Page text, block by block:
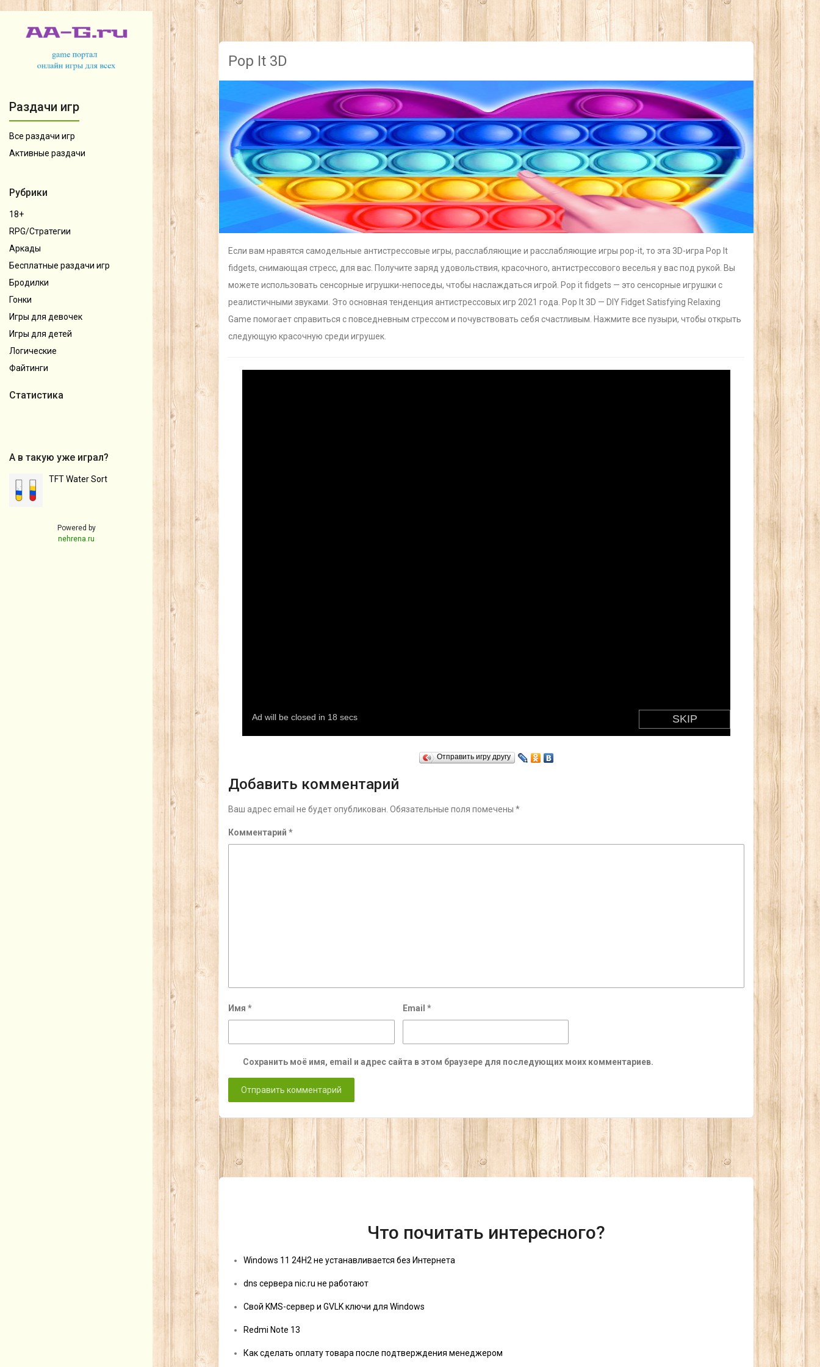
Раздачи игр
Все раздачи игр
Активные раздачи
Рубрики
18+
RPG/Стратегии
Аркады
Бесплатные раздачи игр
Бродилки
Гонки
Игры для девочек
Игры для детей
Логические
Файтинги
Статистика
А в такую уже играл?
TFT Water Sort
Powered by
nehrena.ru
Pop It 3D
Если вам нравятся самодельные антистрессовые игры, расслабляющие и расслабляющие игры pop-it, то эта 3D-игра Pop It
fidgets, снимающая стресс, для вас. Получите заряд удовольствия, красочного, антистрессового веселья у вас под рукой. Вы
можете использовать сенсорные игрушки-непоседы, чтобы наслаждаться игрой. Pop it fidgets — это сенсорные игрушки с
реалистичными звуками. Это основная тенденция антистрессовых игр 2021 года. Pop It 3D — DIY Fidget Satisfying Relaxing
Game помогает справиться с повседневным стрессом и почувствовать себя счастливым. Нажмите все пузыри, чтобы открыть
следующую красочную среди игрушек.
Отправить игру другу
Добавить комментарий
Ваш адрес email не будет опубликован. Обязательные поля помечены*
Комментарий*
Имя* Email *
Сохранить моё имя, email и адрес сайта в этом браузере для последующих моих комментариев.
Что почитать интересного?
Windows 11 24H2 не устанавливается без Интернета
dns сервера nic.ru не работают
Свой KMS-сервер и GVLK ключи для Windows
Redmi Note 13
Как сделать оплату товара после подтверждения менеджером